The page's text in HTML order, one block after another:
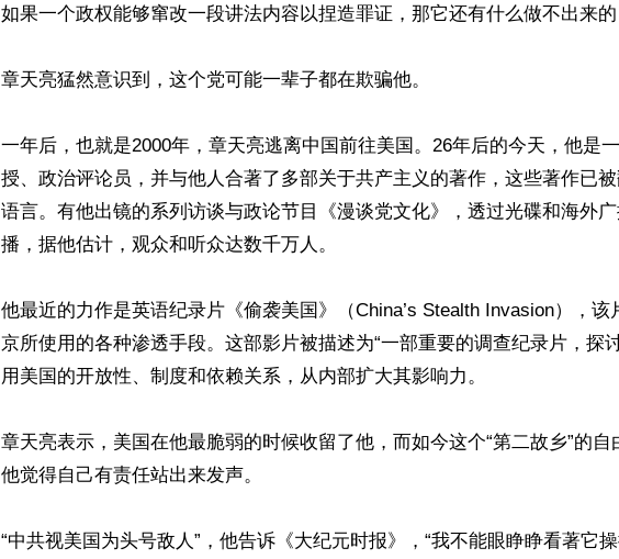
如果一个政权能够窜改一段讲法内容以捏造罪证，那它还有什么做不出来
章天亮猛然意识到，这个党可能一辈子都在欺骗他。
一年后，也就是2000年，章天亮逃离中国前往美国。26年后的今天，他是
授、政治评论员，并与他人合著了多部关于共产主义的著作，这些著作已
语言。有他出镜的系列访谈与政论节目《漫谈党文化》，透过光碟和海外
播，据他估计，观众和听众达数千万人。
他最近的力作是英语纪录片《偷袭美国》（China’s Stealth Invasion），该
京所使用的各种渗透手段。这部影片被描述为“一部重要的调查纪录片，探
用美国的开放性、制度和依赖关系，从内部扩大其影响力。
章天亮表示，美国在他最脆弱的时候收留了他，而如今这个“第二故乡”的自
他觉得自己有责任站出来发声。
“中共视美国为头号敌人”，他告诉《大纪元时报》，“我不能眼睁睁看著它